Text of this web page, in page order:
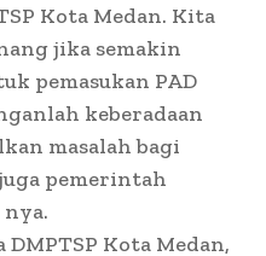
Kota Medan. Kita
jika semakin
pemasukan PAD
keberadaan
masalah bagi
pemerintah
Kota Medan,